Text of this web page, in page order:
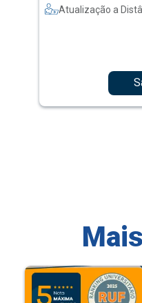
Atualização a